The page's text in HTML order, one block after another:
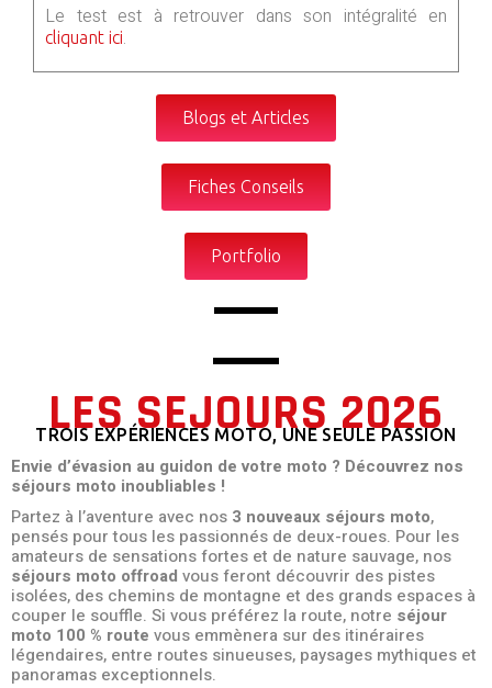
Le test est à retrouver dans son intégralité en
cliquant ici.
Blogs et Articles
Fiches Conseils
Portfolio
LES SEJOURS 2026
TROIS EXPÉRIENCES MOTO, UNE SEULE PASSION
Envie d’évasion au guidon de votre moto ? Découvrez nos
séjours moto inoubliables !
Partez à l’aventure avec nos 3 nouveaux séjours moto,
pensés pour tous les passionnés de deux-roues. Pour les
amateurs de sensations fortes et de nature sauvage, nos
séjours moto offroad vous feront découvrir des pistes
isolées, des chemins de montagne et des grands espaces à
couper le souffle. Si vous préférez la route, notre séjour
moto 100 % route vous emmènera sur des itinéraires
légendaires, entre routes sinueuses, paysages mythiques et
panoramas exceptionnels.